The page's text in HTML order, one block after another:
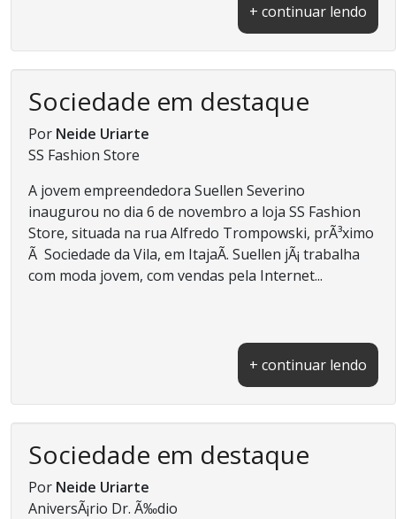
+ continuar lendo
Sociedade em destaque
Por Neide Uriarte
SS Fashion Store
A jovem empreendedora Suellen Severino
inaugurou no dia 6 de novembro a loja SS Fashion
Store, situada na rua Alfredo Trompowski, prÃ³ximo
Ã Sociedade da Vila, em ItajaÃ­. Suellen jÃ¡ trabalha
com moda jovem, com vendas pela Internet...
+ continuar lendo
Sociedade em destaque
Por Neide Uriarte
AniversÃ¡rio Dr. Ã‰dio